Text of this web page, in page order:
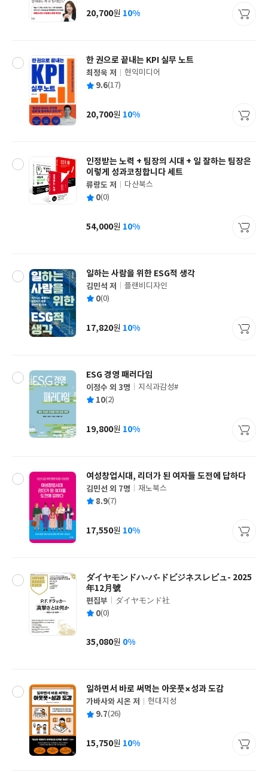
사
가
20,700원 10%
한 권으로 끝내는 KPI 실무 노트
글
쓴
최정욱 저
출
사
현익미디어
평 9.6(17)
가
20,700원 10%
인정받는 노력 + 팀장의 시대 + 일 잘하는 팀장은
이렇게 성과코칭합니다 세트
글
쓴
류랑도 저
출
사
다산북스
평 0(0)
가
54,000원 10%
일하는 사람을 위한 ESG적 생각
글
쓴
김민석 저
출
사
플랜비디자인
평 0(0)
가
17,820원 10%
ESG 경영 패러다임
글
쓴
이정수 외 3명
출
사
지식과감성#
평 10(2)
가
19,800원 10%
여성창업시대, 리더가 된 여자들 도전에 답하다
글
쓴
김민선 외 7명
출
사
재노북스
평 8.9(7)
가
17,550원 10%
ダイヤモンドハ-バ-ドビジネスレビュ- 2025
年12月號
글
쓴
편집부
출
사
ダイヤモンド社
평 0(0)
가
35,080원 0%
일하면서 바로 써먹는 아웃풋×성과 도감
글
쓴
가바사와 시온 저
출
사
현대지성
평 9.7(26)
가
15,750원 10%